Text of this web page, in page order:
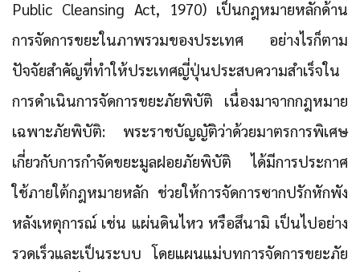
Public Cleansing Act, 1970) เป็นกฎหมายหลักด้าน
การจัดการขยะในภาพรวมของประเทศ อย่างไรก็ตาม
ปัจจัยสำคัญที่ทำให้ประเทศญี่ปุ่นประสบความสำเร็จใน
การดำเนินการจัดการขยะภัยพิบัติ เนื่องมาจากกฎหมาย
เฉพาะภัยพิบัติ: พระราชบัญญัติว่าด้วยมาตรการพิเศษ
เกี่ยวกับการกำจัดขยะมูลฝอยภัยพิบัติ ได้มีการประกาศ
ใช้ภายใต้กฎหมายหลัก ช่วยให้การจัดการซากปรักหักพัง
หลังเหตุการณ์ เช่น แผ่นดินไหว หรือสึนามิ เป็นไปอย่าง
รวดเร็วและเป็นระบบ โดยแผนแม่บทการจัดการขยะภัย